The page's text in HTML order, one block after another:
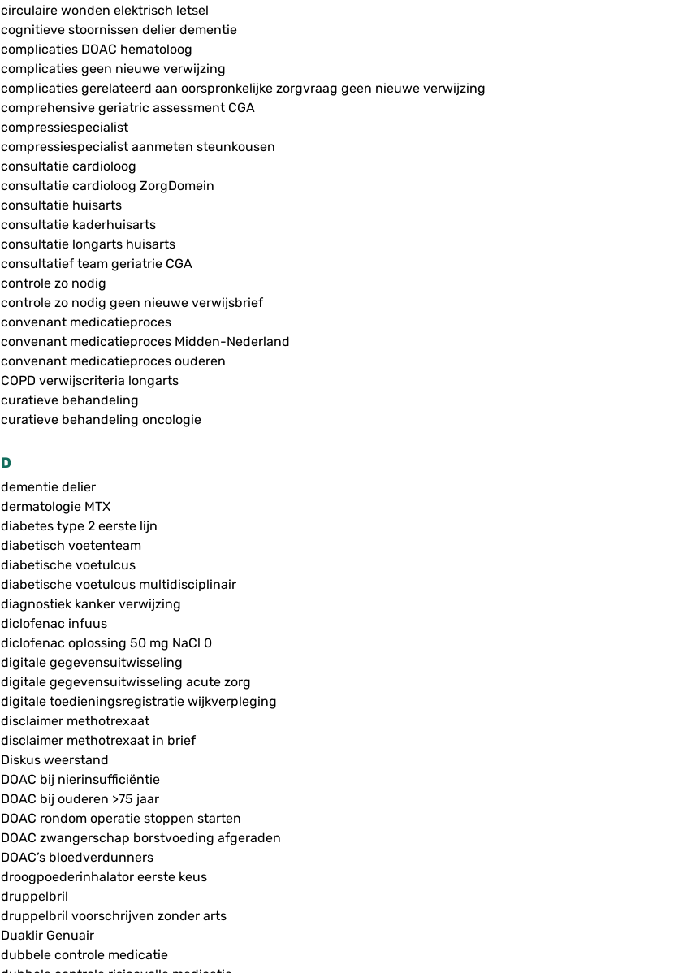
circulaire wonden elektrisch letsel
cognitieve stoornissen delier dementie
complicaties DOAC hematoloog
complicaties geen nieuwe verwijzing
complicaties gerelateerd aan oorspronkelijke zorgvraag geen nieuwe verwijzing
comprehensive geriatric assessment CGA
compressiespecialist
compressiespecialist aanmeten steunkousen
consultatie cardioloog
consultatie cardioloog ZorgDomein
consultatie huisarts
consultatie kaderhuisarts
consultatie longarts huisarts
consultatief team geriatrie CGA
controle zo nodig
controle zo nodig geen nieuwe verwijsbrief
convenant medicatieproces
convenant medicatieproces Midden-Nederland
convenant medicatieproces ouderen
COPD verwijscriteria longarts
curatieve behandeling
curatieve behandeling oncologie
D
dementie delier
dermatologie MTX
diabetes type 2 eerste lijn
diabetisch voetenteam
diabetische voetulcus
diabetische voetulcus multidisciplinair
diagnostiek kanker verwijzing
diclofenac infuus
diclofenac oplossing 50 mg NaCl 0
digitale gegevensuitwisseling
digitale gegevensuitwisseling acute zorg
digitale toedieningsregistratie wijkverpleging
disclaimer methotrexaat
disclaimer methotrexaat in brief
Diskus weerstand
DOAC bij nierinsufficiëntie
DOAC bij ouderen >75 jaar
DOAC rondom operatie stoppen starten
DOAC zwangerschap borstvoeding afgeraden
DOAC’s bloedverdunners
droogpoederinhalator eerste keus
druppelbril
druppelbril voorschrijven zonder arts
Duaklir Genuair
dubbele controle medicatie